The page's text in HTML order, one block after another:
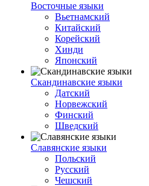
Восточные языки
Вьетнамский
Китайский
Корейский
Хинди
Японский
Скандинавские языки
Датский
Норвежский
Финский
Шведский
Славянские языки
Польский
Русский
Чешский